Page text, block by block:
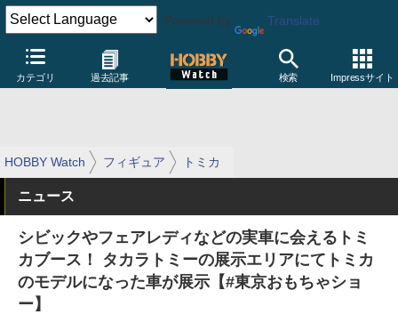
Powered by Translate
カテゴリ 過去記事 検索 Impressサイト
HOBBY Watch フィギュア トミカ
ニュース
シビックやフェアレディなどの実車に会えるトミ
カブース！ タカラトミーの展示エリアにてトミカ
のモデルになった車が展示【#東京おもちゃショ
ー】